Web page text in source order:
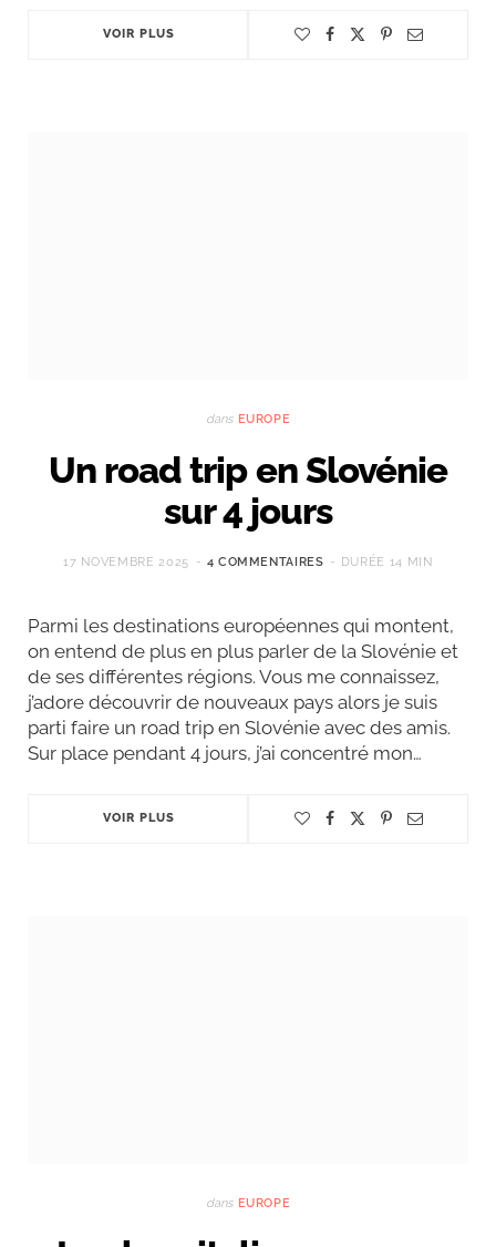
VOIR PLUS
dans EUROPE
Un road trip en Slovénie
sur 4 jours
17 NOVEMBRE 2025 4 COMMENTAIRES DURÉE 14 MIN
Parmi les destinations européennes qui montent,
on entend de plus en plus parler de la Slovénie et
de ses différentes régions. Vous me connaissez,
j’adore découvrir de nouveaux pays alors je suis
parti faire un road trip en Slovénie avec des amis.
Sur place pendant 4 jours, j’ai concentré mon…
VOIR PLUS
dans EUROPE